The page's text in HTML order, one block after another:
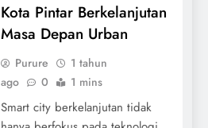
Kota Pintar Berkelanjutan
Masa Depan Urban
Purure
1 tahun
ago
0 1 mins
Smart city berkelanjutan tidak